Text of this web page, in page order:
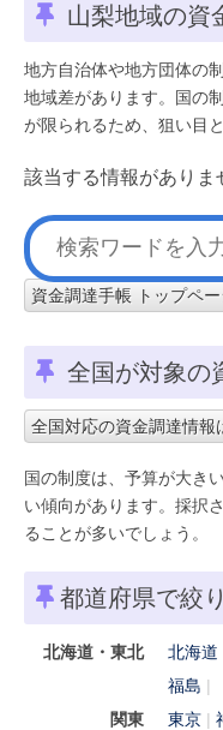
山梨地域の資
地方自治体や地方団体の
地域差があります。国の
が限られるため、狙い目
該当する情報がありま
資金調達手帳 トップペ
全国が対象の
全国対応の資金調達情報
国の制度は、予算が大き
い傾向があります。採択
ることが多いでしょう。
都道府県で絞
北海道・東北 北海道
福島
関東
東京